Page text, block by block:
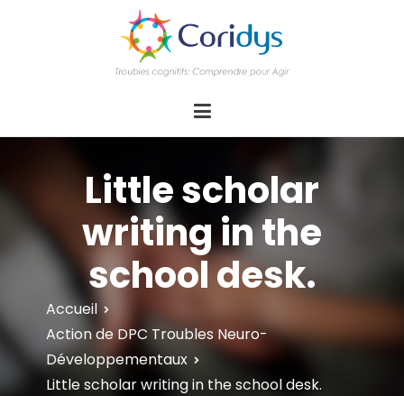
d'actions Information Accompagnement
Innovation/E­xpertise Formations autour des
Little scholar
writing in the
school desk.
Accueil
Action de DPC Troubles Neuro-
Développementaux
Little scholar writing in the school desk.